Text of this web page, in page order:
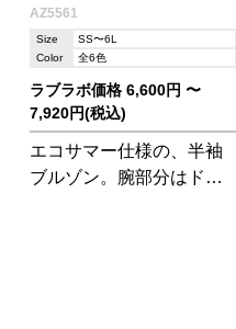
AZ5561
Size
SS〜6L
Color
全6色
ラブラボ価格 6,600円 〜
7,920円(税込)
エコサマー仕様の、半袖
ブルゾン。腕部分はドル